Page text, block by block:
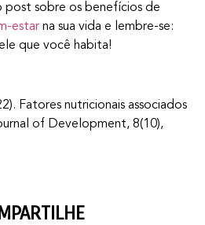
post sobre os benefícios de
estar na sua vida e lembre-se:
que você habita!
Fatores nutricionais associados
of Development, 8(10),